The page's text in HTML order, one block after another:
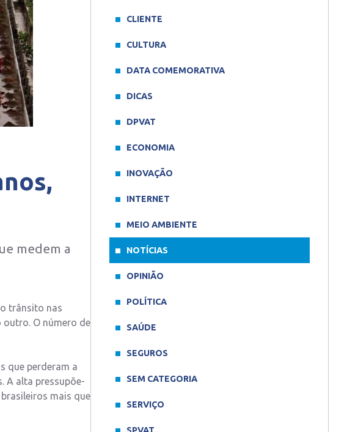
medem a
trânsito nas
outro. O número de
que perderam a
A alta pressupõe-
mais que
CLIENTE
CULTURA
DATA COMEMORATIVA
DICAS
DPVAT
ECONOMIA
INOVAÇÃO
INTERNET
MEIO AMBIENTE
NOTÍCIAS
OPINIÃO
POLÍTICA
SAÚDE
SEGUROS
SEM CATEGORIA
SERVIÇO